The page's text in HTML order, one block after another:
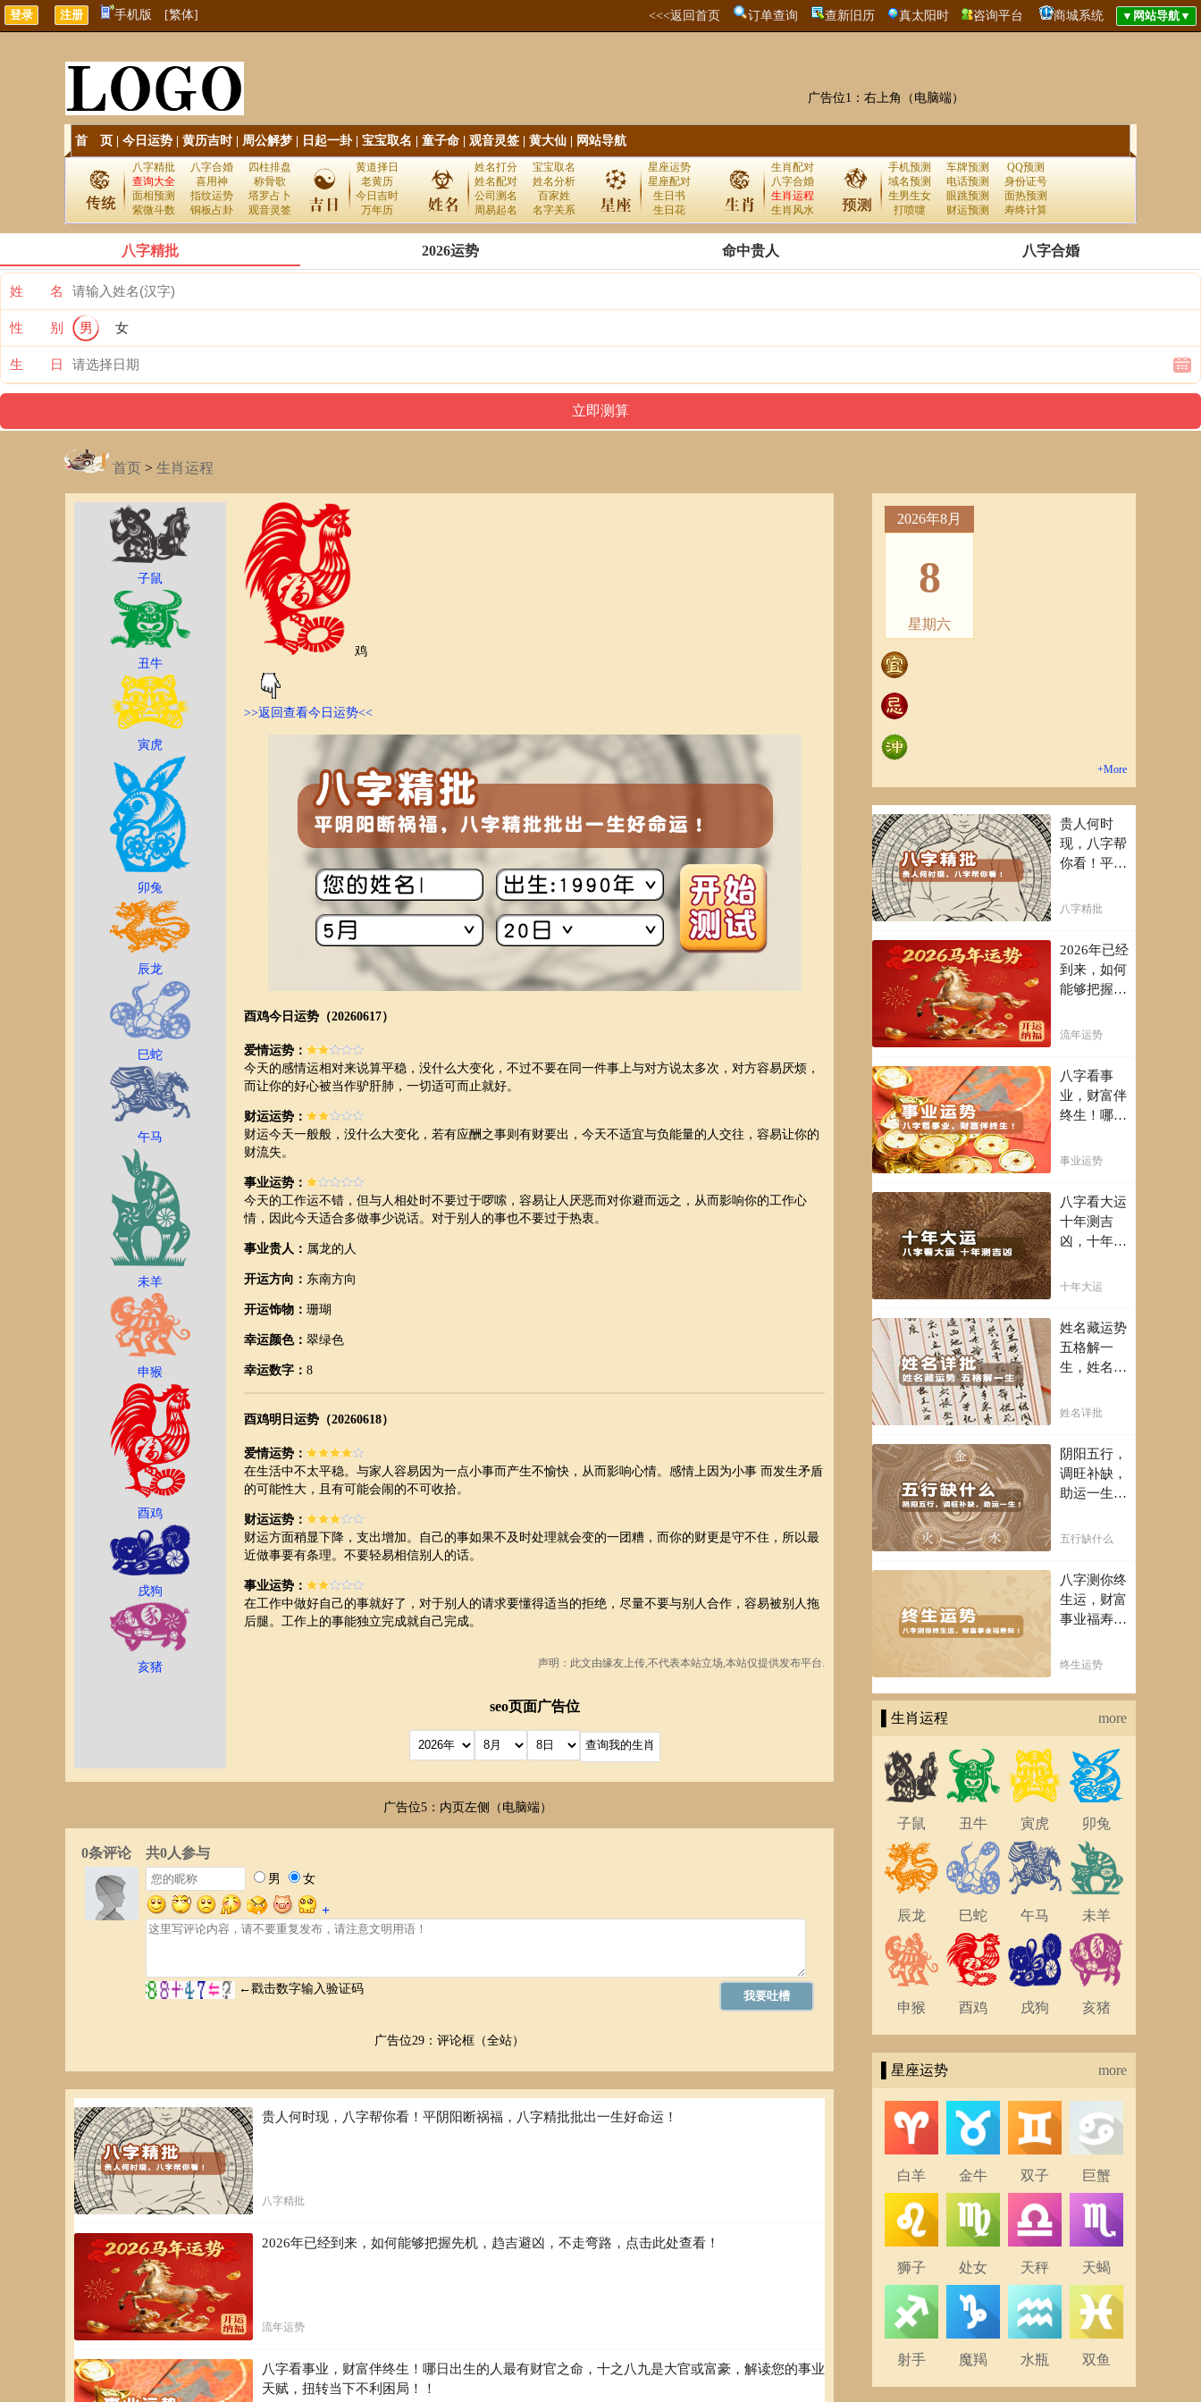
手机版 [繁体] <<<返回首页 订单查询 查新旧历 真太阳时 咨询平台 商城系统
广告位1：右上角（电脑端）
首 页 今日运势 黄历吉时| 周公解梦 日起一卦| 宝宝取名 童子命 观音灵签 黄大仙 网站导航
八字精批 八字合婚
四柱排盘
查询大全
喜用神
称骨歌
面相预测
指纹运势
塔罗占卜
紫微斗数
铜板占卦 观音灵签
黄道择日
老黄历
今日吉时
万年历
姓名打分
宝宝取名
姓名配对
姓名分析
公司测名
百家姓
周易起名
名字关系
星座运势
星座配对
生日书
生日花
生肖配对
八字合婚
生肖运程
生肖风水
手机预测 车牌预测
QQ预测
域名预测
电话预测
身份证号
生男生女
眼跳预测
面热预测
打喷嚏
财运预测 寿终计算
八字精批 2026运势 命中贵人 八字合婚
姓 名
性 别 男 女
生 日
首页 > 生肖运程
子鼠
丑牛
寅虎
卯兔
辰龙
巳蛇
午马
未羊
申猴
酉鸡
戌狗
亥猪
鸡
>>返回查看今日运势<<
酉鸡今日运势（20260617）
爱情运势：
今天的感情运相对来说算平稳，没什么大变化，不过不要在同一件事上与对方说太多次，对方容易厌烦，
而让你的好心被当作驴肝肺，一切适可而止就好。
财运运势：
财运今天一般般，没什么大变化，若有应酬之事则有财要出，今天不适宜与负能量的人交往，容易让你的
财流失。
事业运势：
今天的工作运不错，但与人相处时不要过于啰嗦，容易让人厌恶而对你避而远之，从而影响你的工作心
情，因此今天适合多做事少说话。对于别人的事也不要过于热衷。
事业贵人： 属龙的人
开运方向： 东南方向
开运饰物： 珊瑚
幸运颜色： 翠绿色
幸运数字： 8
酉鸡明日运势（20260618）
爱情运势：
在生活中不太平稳。与家人容易因为一点小事而产生不愉快，从而影响心情。感情上因为小事 而发生矛盾
的可能性大，且有可能会闹的不可收拾。
财运运势：
财运方面稍显下降，支出增加。自己的事如果不及时处理就会变的一团糟，而你的财更是守不住，所以最
近做事要有条理。不要轻易相信别人的话。
事业运势：
在工作中做好自己的事就好了，对于别人的请求要懂得适当的拒绝，尽量不要与别人合作，容易被别人拖
后腿。工作上的事能独立完成就自己完成。
声明：此文由缘友上传,不代表本站立场,本站仅提供发布平台.
seo页面广告位
广告位5：内页左侧（电脑端）
广告位29：评论框（全站）
贵人何时现，八字帮你看！平阴阳断祸福，八字精批批出一生好命运！
八字精批
2026年已经到来，如何能够把握先机，趋吉避凶，不走弯路，点击此处查看！
流年运势
八字看事业，财富伴终生！哪日出生的人最有财官之命，十之八九是大官或富豪，解读您的事业
天赋，扭转当下不利困局！！
2026年8月
8
星期六
+More
贵人何时
现，八字帮
你看！平阴
八字精批批
八字精批
2026年已经
到来，如何
能够把握先
凶，不走弯
处查看！
流年运势
八字看事
业，财富伴
终生！哪日
有财官之
九是大官或
富豪，解读
您的事业天
局！！
事业运势
八字看大运
十年测吉
凶，十年一
未来命运全
十年大运
姓名藏运势
五格解一
生，姓名判
凶，你的名
你吗？
姓名详批
阴阳五行，
调旺补缺，
助运一生！
把控起伏波
缺，助运你
的一生！
五行缺什么
八字测你终
生运，财富
事业福寿
析一生运势
福寿绵长终
生富贵！
终生运势
▌生肖运程 more
子鼠 丑牛 寅虎 卯兔
辰龙 巳蛇 午马 未羊
申猴 酉鸡 戌狗 亥猪
▌星座运势 more
白羊 金牛 双子 巨蟹
狮子 处女 天秤 天蝎
射手 魔羯 水瓶 双鱼